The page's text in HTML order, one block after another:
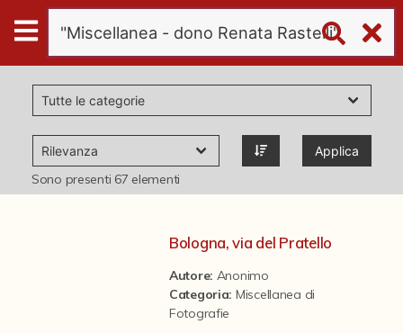
Digital
Humanities
Donazioni
Pubblicazioni Applica
Sono presenti 67 elementi
Bologna, via del Pratello
Autore: Anonimo
Categoria: Miscellanea di
Fotografie